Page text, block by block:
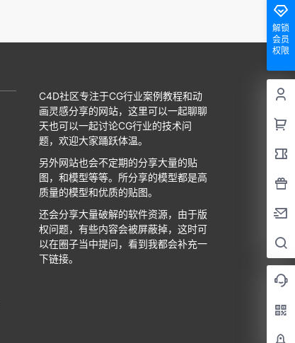
解锁
会员
权限
C4D社区专注于CG行业案例教程和动
画灵感分享的网站，这里可以一起聊聊
天也可以一起讨论CG行业的技术问
题，欢迎大家踊跃体温。
另外网站也会不定期的分享大量的贴
图，和模型等等。所分享的模型都是高
质量的模型和优质的贴图。
还会分享大量破解的软件资源，由于版
权问题，有些内容会被屏蔽掉，这时可
以在圈子当中提问，看到我都会补充一
下链接。